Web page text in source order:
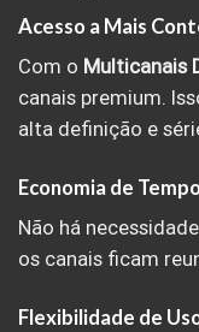
Acesso a Mais
Com o Multicanais
canais premium.
alta definição e
Economia de Tempo
Não há
os canais ficam
Flexibilidade de